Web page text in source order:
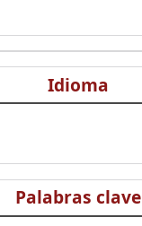
Idioma
Palabras clave